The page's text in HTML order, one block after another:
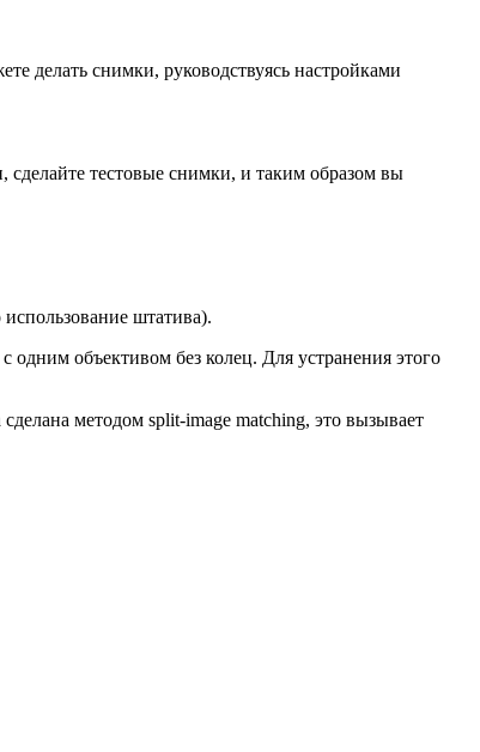
делать снимки, руководствуясь настройками
тестовые снимки, и таким образом вы
штатива).
одним объективом без колец. Для устранения этого
методом split-image matching, это вызывает